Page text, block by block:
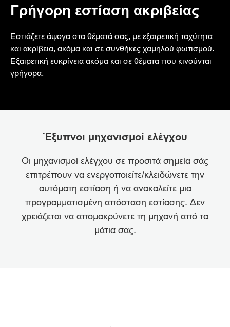
Γρήγορη εστίαση ακριβείας
Εστιάζετε άψογα στα θέματά σας, με εξαιρετική ταχύτητα
και ακρίβεια, ακόμα και σε συνθήκες χαμηλού φωτισμού.
Εξαιρετική ευκρίνεια ακόμα και σε θέματα που κινούνται
γρήγορα.
Έξυπνοι μηχανισμοί ελέγχου
Οι μηχανισμοί ελέγχου σε προσιτά σημεία σάς
επιτρέπουν να ενεργοποιείτε/κλειδώνετε την
αυτόματη εστίαση ή να ανακαλείτε μια
προγραμματισμένη απόσταση εστίασης. Δεν
χρειάζεται να απομακρύνετε τη μηχανή από τα
μάτια σας.